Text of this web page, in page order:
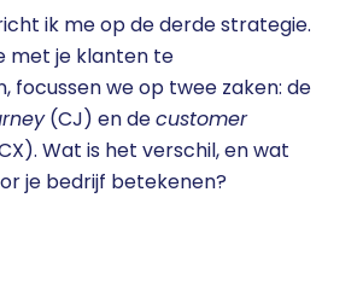
ik me op de derde strategie.
met je klanten te
focussen we op twee zaken: de
(CJ) en decustomer
Wat is het verschil, en wat
je bedrijf betekenen?